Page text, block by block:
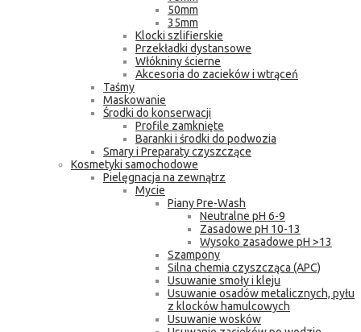
50mm
35mm
Klocki szlifierskie
Przekładki dystansowe
Włókniny ścierne
Akcesoria do zacieków i wtrąceń
Taśmy
Maskowanie
Środki do konserwacji
Profile zamknięte
Baranki i środki do podwozia
Smary i Preparaty czyszczące
Kosmetyki samochodowe
Pielęgnacja na zewnątrz
Mycie
Piany Pre-Wash
Neutralne pH 6-9
Zasadowe pH 10-13
Wysoko zasadowe pH >13
Szampony
Silna chemia czyszcząca (APC)
Usuwanie smoły i kleju
Usuwanie osadów metalicznych, pyłu
z klocków hamulcowych
Usuwanie wosków